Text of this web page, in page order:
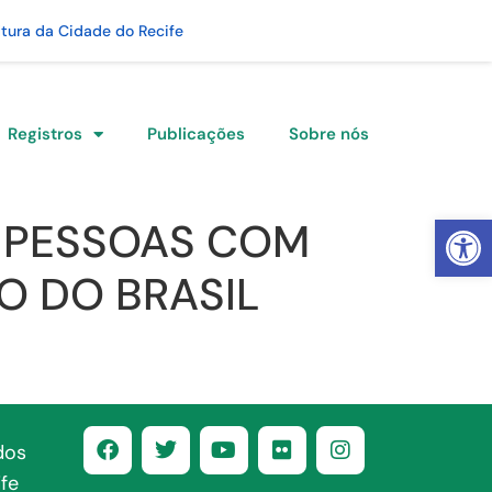
Abrir
da Cidade do Recife
Registros Publicações Sobre nós
COM
DO BRASIL